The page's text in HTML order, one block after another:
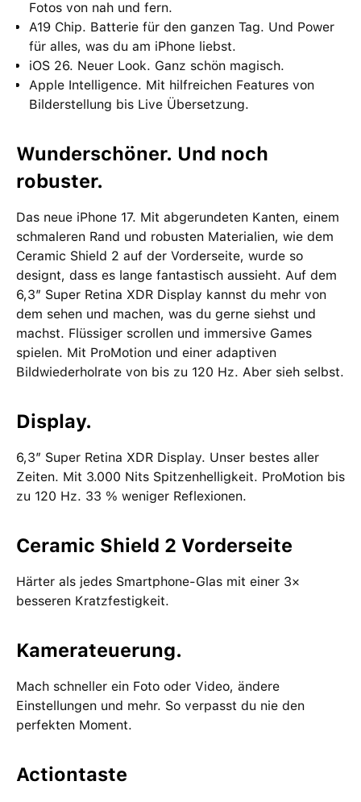
Fotos von nah und fern.
A19 Chip. Batterie für den ganzen Tag. Und Power
für alles, was du am iPhone liebst.
iOS 26. Neuer Look. Ganz schön magisch.
Apple Intelligence. Mit hilfreichen Features von
Bilderstellung bis Live Übersetzung.
Wunderschöner. Und noch
robuster.
Das neue iPhone 17. Mit abgerundeten Kanten, einem
schmaleren Rand und robusten Materialien, wie dem
Ceramic Shield 2 auf der Vorderseite, wurde so
designt, dass es lange fantastisch aussieht. Auf dem
6,3″ Super Retina XDR Display kannst du mehr von
dem sehen und machen, was du gerne siehst und
machst. Flüssiger scrollen und immersive Games
spielen. Mit ProMotion und einer adaptiven
Bildwiederholrate von bis zu 120 Hz. Aber sieh selbst.
Display.
6,3″ Super Retina XDR Display. Unser bestes aller
Zeiten. Mit 3.000 Nits Spitzenhelligkeit. ProMotion bis
zu 120 Hz. 33 % weniger Reflexionen.
Ceramic Shield 2 Vorderseite
Härter als jedes Smartphone-Glas mit einer 3×
besseren Kratzfestigkeit.
Kamerateuerung.
Mach schneller ein Foto oder Video, ändere
Einstellungen und mehr. So verpasst du nie den
perfekten Moment.
Actiontaste